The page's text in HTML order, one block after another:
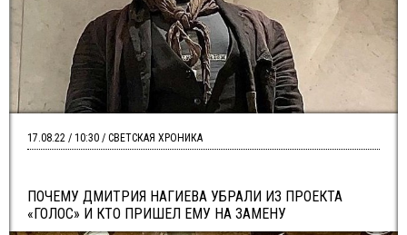
ПОЧЕМУ ДМИТРИЯ НАГИЕВА УБРАЛИ ИЗ ПРОЕКТА
«ГОЛОС» И КТО ПРИШЕЛ ЕМУ НА ЗАМЕНУ
17.08.22 / 10:30 / СВЕТСКАЯ ХРОНИКА